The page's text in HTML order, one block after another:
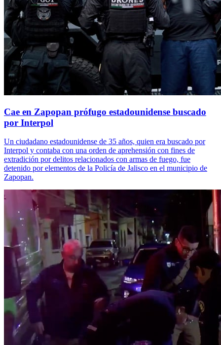
Cae en Zapopan prófugo estadounidense buscado
por Interpol
Un ciudadano estadounidense de 35 años, quien era buscado por
Interpol y contaba con una orden de aprehensión con fines de
extradición por delitos relacionados con armas de fuego, fue
detenido por elementos de la Policía de Jalisco en el municipio de
Zapopan.